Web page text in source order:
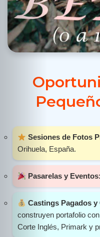
SHEIN
Casting
Casting
Contacto
Search
Sesiones de Fotos
Orihuela, España.
Pasarelas y Eventos:
Castings Pagados
construyen portafolio
Corte Inglés, Primark y